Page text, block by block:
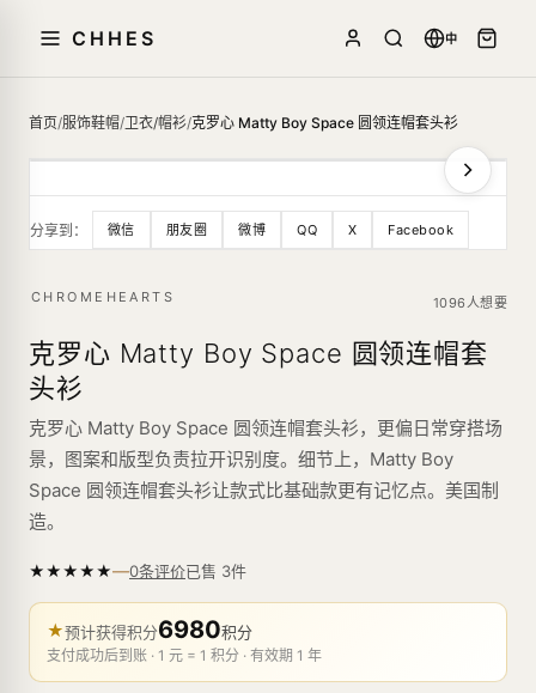
CHHES 中
首页/服饰鞋帽/卫衣/帽衫/克罗心 Matty Boy Space 圆领连帽套头衫
分享到： 微信 朋友圈 微博 QQ X Facebook
CHROMEHEARTS 1096人想要
克罗心 Matty Boy Space 圆领连帽套
头衫
克罗心 Matty Boy Space 圆领连帽套头衫，更偏日常穿搭场
景，图案和版型负责拉开识别度。细节上，Matty Boy
Space 圆领连帽套头衫让款式比基础款更有记忆点。美国制
造。
★★★★★—0条评价已售 3件
★预计获得积分6980积分
支付成功后到账 · 1 元 = 1 积分 · 有效期 1 年